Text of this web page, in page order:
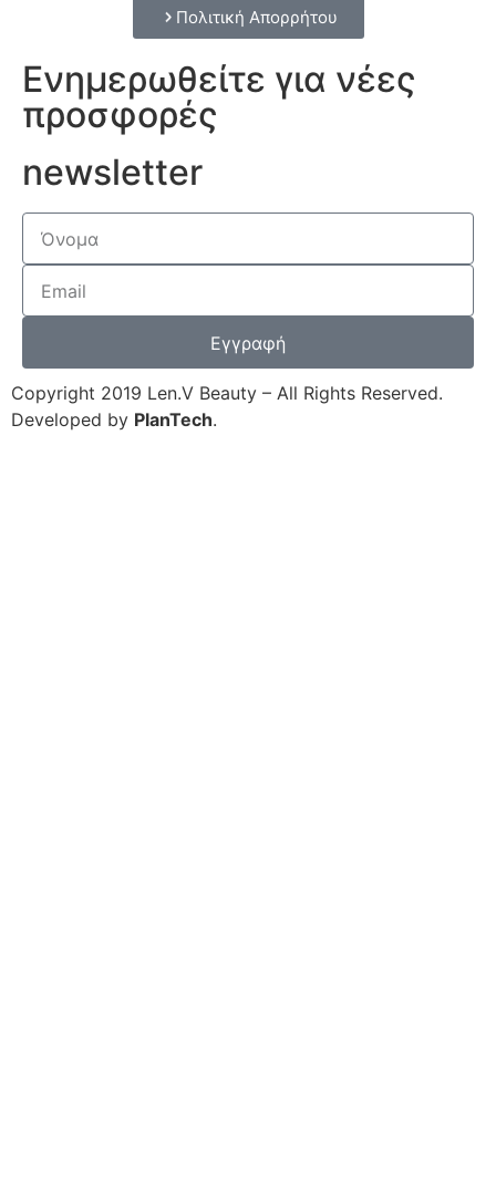
Πολιτική Απορρήτου
Ενημερωθείτε για νέες
προσφορές
newsletter
Εγγραφή
Copyright 2019 Len.V Beauty – All Rights Reserved.
Developed by PlanTech.